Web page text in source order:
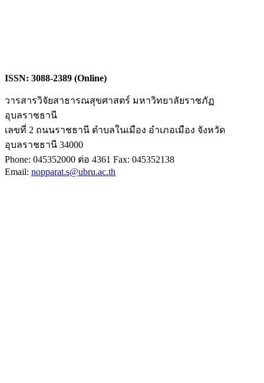
ISSN: 3088-2389 (Online)
วารสารวิจัยสาธารณสุขศาสตร์ มหาวิทยาลัยราชภัฏ
อุบลราชธานี
เลขที่ 2 ถนนราชธานี ตำบลในเมือง อำเภอเมือง จังหวัด
อุบลราชธานี 34000
Phone: 045352000 ต่อ 4361 Fax: 045352138
Email: nopparat.s@ubru.ac.th